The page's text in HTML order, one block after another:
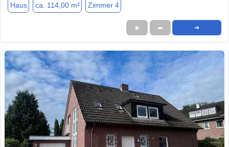
Haus ca. 114,00 m² Zimmer 4
★ ➦ ➜